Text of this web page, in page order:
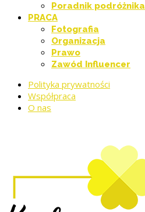
Poradnik podróżnika
PRACA
Fotografia
Organizacja
Prawo
Zawód Influencer
Polityka prywatności
Współpraca
O nas